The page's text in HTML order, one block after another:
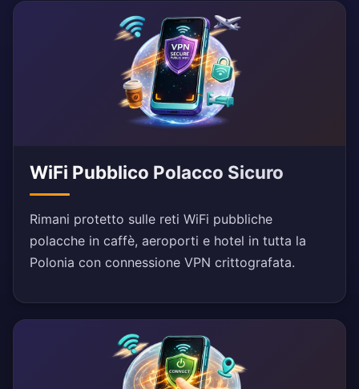
WiFi Pubblico Polacco Sicuro
Rimani protetto sulle reti WiFi pubbliche
polacche in caffè, aeroporti e hotel in tutta la
Polonia con connessione VPN crittografata.